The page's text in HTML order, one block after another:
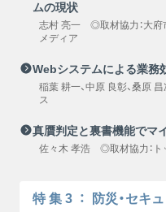
ムの現状
志村 亮一 ◎取材協力：大府市
メディア
Webシステムによる業務
稲葉 耕一、中原 良彰、桑原
ス
真贋判定と裏書機能でマ
佐々木 孝浩 ◎取材協力：ト
特集3 ： 防災・セキ